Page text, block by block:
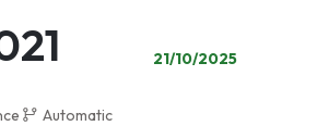
21/10/2025
Automatic